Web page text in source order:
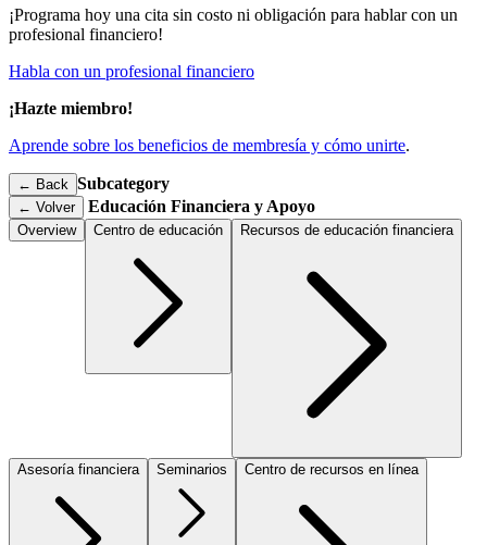
¡Programa hoy una cita sin costo ni obligación para hablar con un
profesional financiero!
Habla con un profesional financiero
¡Hazte miembro!
Aprende sobre los beneficios de membresía y cómo unirte.
← Back Subcategory
← Volver Educación Financiera y Apoyo
Overview Centro de educación Recursos de educación financiera
Asesoría financiera Seminarios Centro de recursos en línea